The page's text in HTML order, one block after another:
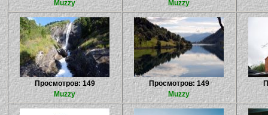
Muzzy
Muzzy
Просмотров: 149
Muzzy
Просмотров: 149
Muzzy